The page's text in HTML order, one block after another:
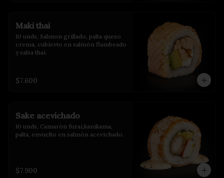
Maki thai
10 unds, Salmon grillado, palta queso
crema, cubierto en salmón flambeado
y salsa thai.
$7.600
Sake acevichado
10 unds, Camarón furai,kanikama,
palta, envuelto en salmón acevichado.
$7.900